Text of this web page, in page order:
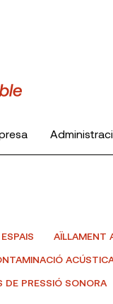
AÏLLAMENT
DE PRESSIÓ SONORA